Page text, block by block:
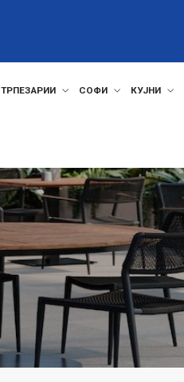
ТРПЕЗАРИИ СОФИ КУЈНИ